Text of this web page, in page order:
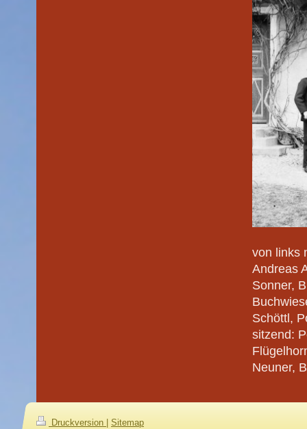
von links
Andreas
Sonner,
Schöttl,
sitzend:
Neuner,
Druckversion
Sitemap